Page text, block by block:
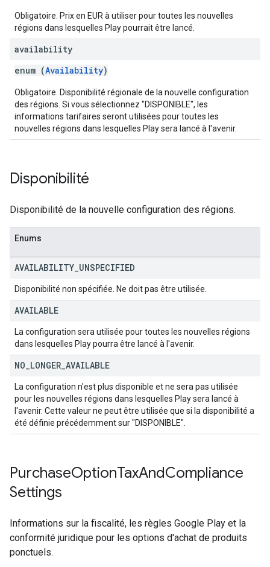
Obligatoire. Prix en EUR à utiliser pour toutes les nouvelles
régions dans lesquelles Play pourrait être lancé.
availability
enum (Availability)
Obligatoire. Disponibilité régionale de la nouvelle configuration
des régions. Si vous sélectionnez "DISPONIBLE", les
informations tarifaires seront utilisées pour toutes les
nouvelles régions dans lesquelles Play sera lancé à l'avenir.
Disponibilité
Disponibilité de la nouvelle configuration des régions.
Enums
AVAILABILITY UNSPECIFIED
Disponibilité non spécifiée. Ne doit pas être utilisée.
AVAILABLE
La configuration sera utilisée pour toutes les nouvelles régions
dans lesquelles Play pourra être lancé à l'avenir.
NO LONGER AVAILABLE
La configuration n'est plus disponible et ne sera pas utilisée
pour les nouvelles régions dans lesquelles Play sera lancé à
l'avenir. Cette valeur ne peut être utilisée que si la disponibilité a
été définie précédemment sur "DISPONIBLE".
PurchaseOptionTaxAndCompliance
Settings
Informations sur la fiscalité, les règles Google Play et la
conformité juridique pour les options d'achat de produits
ponctuels.